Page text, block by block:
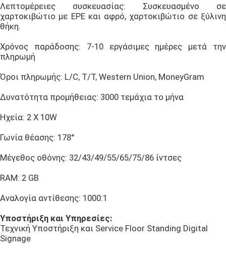
Λεπτομέρειες συσκευασίας: Συσκευασμένο σε
χαρτοκιβώτιο με EPE και αφρό, χαρτοκιβώτιο σε ξύλινη
θήκη.
Χρόνος παράδοσης: 7-10 εργάσιμες ημέρες μετά την
πληρωμή
Όροι πληρωμής: L/C, T/T, Western Union, MoneyGram
Δυνατότητα προμήθειας: 3000 τεμάχια το μήνα
Ηχεία: 2 Χ 10W
Γωνία θέασης: 178°
Μέγεθος οθόνης: 32/43/49/55/65/75/86 ίντσες
RAM: 2 GB
Αναλογία αντίθεσης: 1000:1
Υποστήριξη και Υπηρεσίες:
Τεχνική Υποστήριξη και Service Floor Standing Digital
Signage